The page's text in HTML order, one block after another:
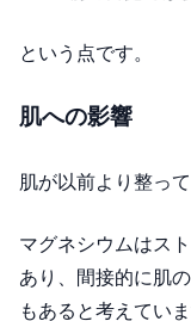
という点です。
肌への影響
肌が以前より整っ
マグネシウムはス
あり、間接的に肌
もあると考えていま